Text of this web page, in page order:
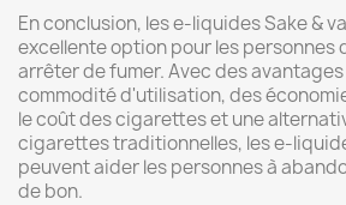
En conclusion, les e-liquides Sake &
excellente option pour les personnes
arrêter de fumer. Avec des avantages
commodité d'utilisation, des
le coût des cigarettes et une
cigarettes traditionnelles, les e-
peuvent aider les personnes à
de bon.